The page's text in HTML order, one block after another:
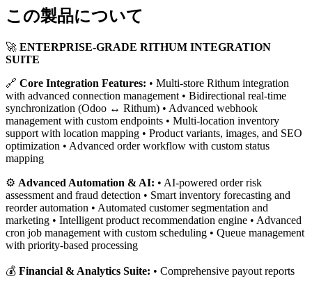
この製品について
🚀 ENTERPRISE-GRADE RITHUM INTEGRATION
SUITE
🔗 Core Integration Features: • Multi-store Rithum integration
with advanced connection management • Bidirectional real-time
synchronization (Odoo ↔ Rithum) • Advanced webhook
management with custom endpoints • Multi-location inventory
support with location mapping • Product variants, images, and SEO
optimization • Advanced order workflow with custom status
mapping
⚙️ Advanced Automation & AI: • AI-powered order risk
assessment and fraud detection • Smart inventory forecasting and
reorder automation • Automated customer segmentation and
marketing • Intelligent product recommendation engine • Advanced
cron job management with custom scheduling • Queue management
with priority-based processing
💰 Financial & Analytics Suite: • Comprehensive payout reports